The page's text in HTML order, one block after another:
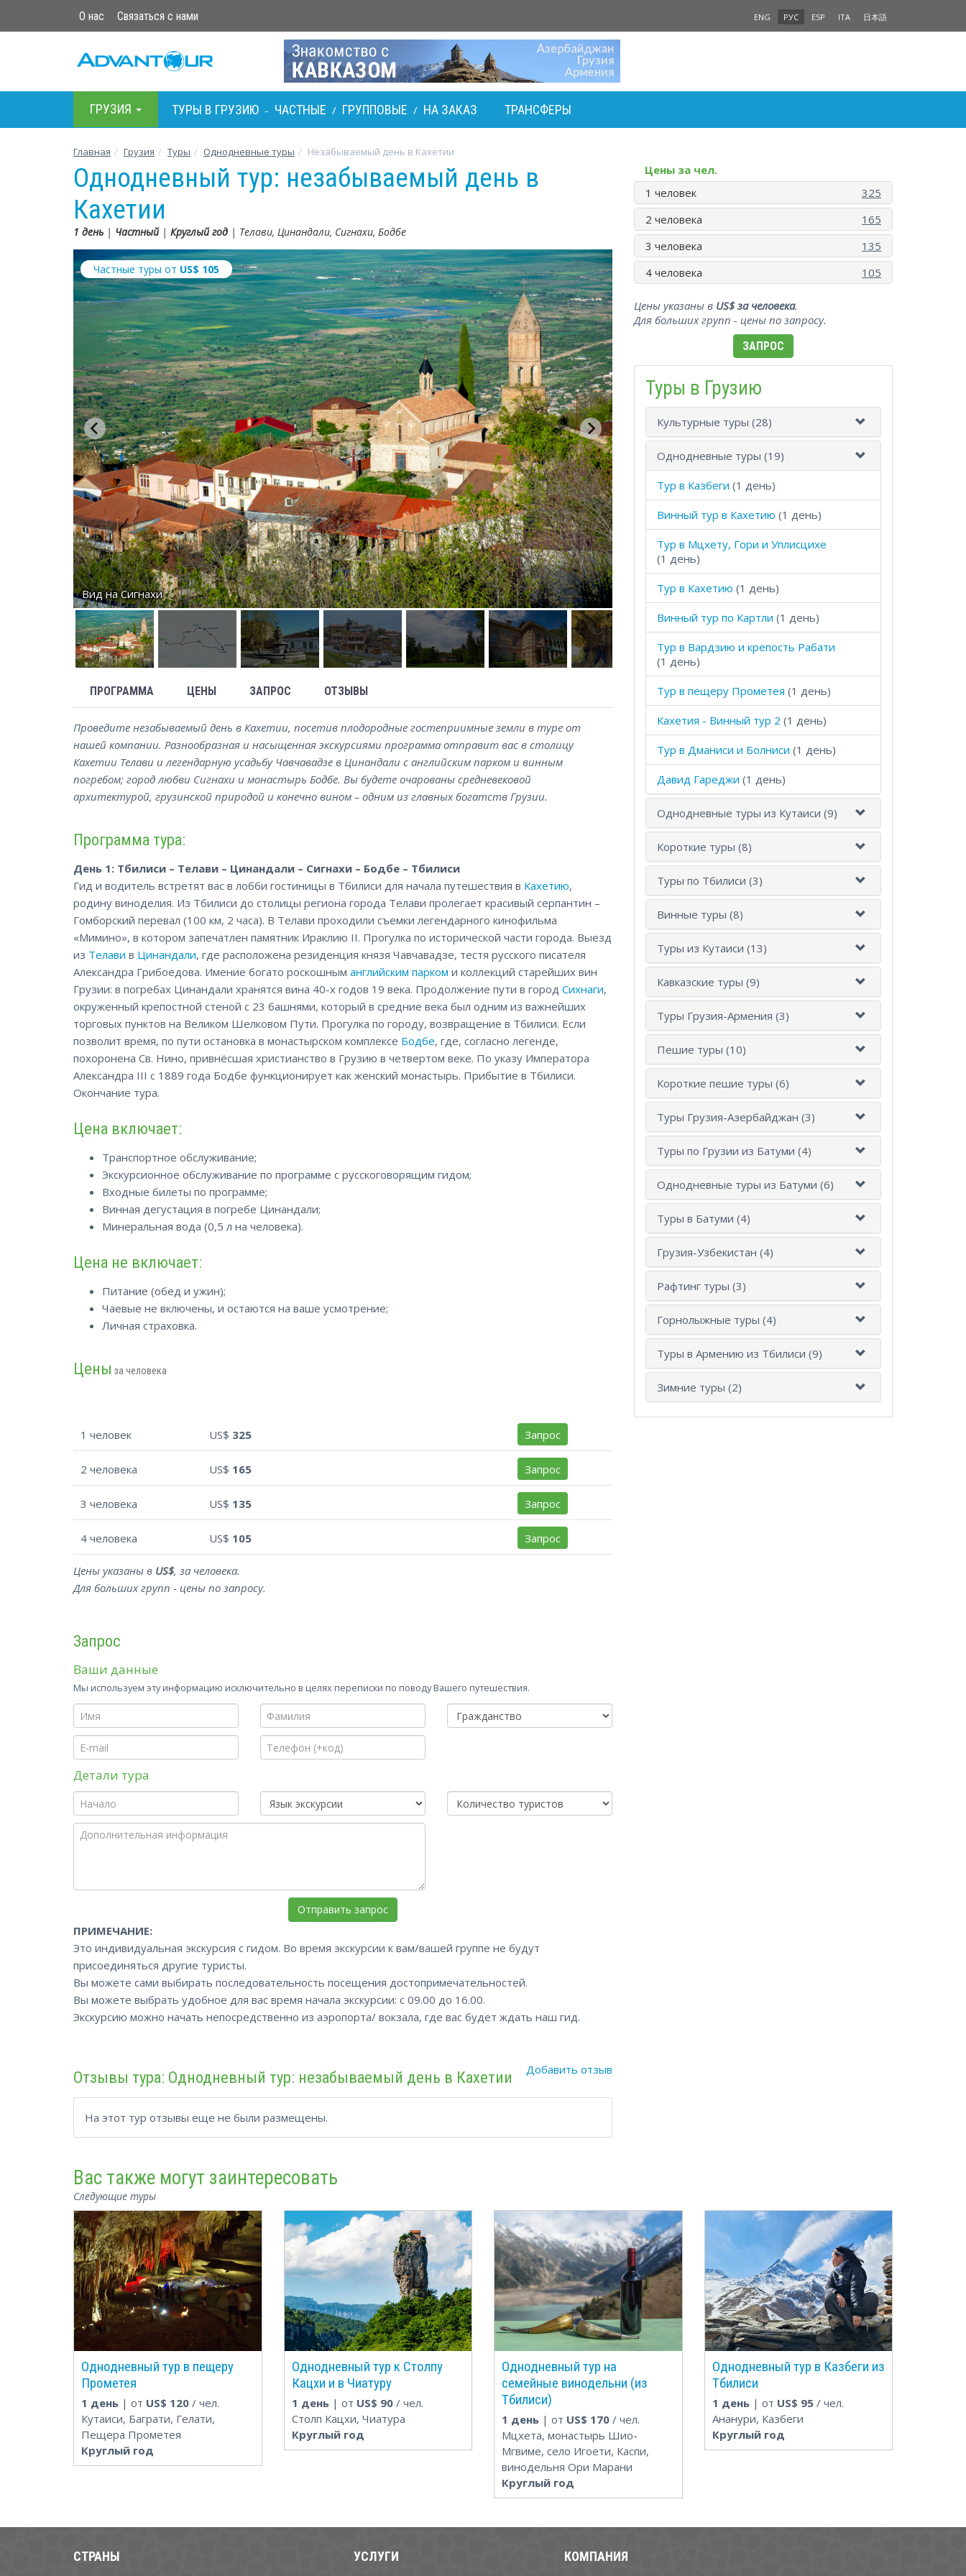
О нас Связаться с нами ENG РУС ESP ITA 日本語
ГРУЗИЯ ТУРЫ В ГРУЗИЮ - ЧАСТНЫЕ / ГРУППОВЫЕ / НА ЗАКАЗ ТРАНСФЕРЫ
Главная Грузия Туры Однодневные туры Незабываемый день в Кахетии
Однодневный тур: незабываемый день в
Кахетии
1 день | Частный| Круглый год | Телави, Цинандали, Сигнахи, Бодбе
Частные туры от US$ 105
Вид на Сигнахи
ПРОГРАММА ЦЕНЫ ЗАПРОС ОТЗЫВЫ
Проведите незабываемый день в Кахетии, посетив плодородные гостеприимные земли в туре от
нашей компании. Разнообразная и насыщенная экскурсиями программа отправит вас в столицу
Кахетии Телави и легендарную усадьбу Чавчавадзе в Цинандали с английским парком и винным
погребом; город любви Сигнахи и монастырь Бодбе. Вы будете очарованы средневековой
архитектурой, грузинской природой и конечно вином – одним из главных богатств Грузии.
Программа тура:
День 1: Тбилиси – Телави – Цинандали – Сигнахи – Бодбе – Тбилиси
Гид и водитель встретят вас в лобби гостиницы в Тбилиси для начала путешествия в Кахетию,
родину виноделия. Из Тбилиси до столицы региона города Телави пролегает красивый серпантин –
Гомборский перевал (100 км, 2 часа). В Телави проходили съемки легендарного кинофильма
«Мимино», в котором запечатлен памятник Ираклию II. Прогулка по исторической части города. Выезд
из Телави в Цинандали, где расположена резиденция князя Чавчавадзе, тестя русского писателя
Александра Грибоедова. Имение богато роскошным английским парком и коллекций старейших вин
Грузии: в погребах Цинандали хранятся вина 40-х годов 19 века. Продолжение пути в город Сихнаги,
окруженный крепостной стеной с 23 башнями, который в средние века был одним из важнейших
торговых пунктов на Великом Шелковом Пути. Прогулка по городу, возвращение в Тбилиси. Если
позволит время, по пути остановка в монастырском комплексе Бодбе, где, согласно легенде,
похоронена Св. Нино, привнёсшая христианство в Грузию в четвертом веке. По указу Императора
Александра III с 1889 года Бодбе функционирует как женский монастырь. Прибытие в Тбилиси.
Окончание тура.
Цена включает:
Транспортное обслуживание;
Экскурсионное обслуживание по программе с русскоговорящим гидом;
Входные билеты по программе;
Винная дегустация в погребе Цинандали;
Минеральная вода (0,5 л на человека).
Цена не включает:
Питание (обед и ужин);
Чаевые не включены, и остаются на ваше усмотрение;
Личная страховка.
Цены за человека
1 человек US$ 325 Запрос
2 человека US$ 165 Запрос
3 человека US$ 135 Запрос
4 человека US$ 105 Запрос
Цены указаны в US$, за человека.
Для больших групп - цены по запросу.
Запрос
Ваши данные
Мы используем эту информацию исключительно в целях переписки по поводу Вашего путешествия.
Детали тура
ПРИМЕЧАНИЕ:
Это индивидуальная экскурсия с гидом. Во время экскурсии к вам/вашей группе не будут
присоединяться другие туристы.
Вы можете сами выбирать последовательность посещения достопримечательностей.
Вы можете выбрать удобное для вас время начала экскурсии: с 09.00 до 16.00.
Экскурсию можно начать непосредственно из аэропорта/ вокзала, где вас будет ждать наш гид.
Добавить отзыв
Отзывы тура: Однодневный тур: незабываемый день в Кахетии
На этот тур отзывы еще не были размещены.
Цены за чел.
1 человек
325
2 человека
165
3 человека
135
4 человека
105
Цены указаны в US$ за человека.
Для больших групп - цены по запросу.
ЗАПРОС
Туры в Грузию
Культурные туры (28)
Однодневные туры (19)
Тур в Казбеги (1 день)
Винный тур в Кахетию (1 день)
Тур в Мцхету, Гори и Уплисцихе
(1 день)
Тур в Кахетию (1 день)
Винный тур по Картли (1 день)
Тур в Вардзию и крепость Рабати
(1 день)
Тур в пещеру Прометея (1 день)
Кахетия - Винный тур 2 (1 день)
Тур в Дманиси и Болниси (1 день)
Давид Гареджи (1 день)
Однодневные туры из Кутаиси (9)
Короткие туры (8)
Туры по Тбилиси (3)
Винные туры (8)
Туры из Кутаиси (13)
Кавказские туры (9)
Туры Грузия-Армения (3)
Пешие туры (10)
Короткие пешие туры (6)
Туры Грузия-Азербайджан (3)
Туры по Грузии из Батуми (4)
Однодневные туры из Батуми (6)
Туры в Батуми (4)
Грузия-Узбекистан (4)
Рафтинг туры (3)
Горнолыжные туры (4)
Туры в Армению из Тбилиси (9)
Зимние туры (2)
Вас также могут заинтересовать
Следующие туры
Однодневный тур в пещеру
Прометея
1 день | от US$ 120 / чел.
Кутаиси, Баграти, Гелати,
Пещера Прометея
Круглый год
Однодневный тур к Столпу
Кацхи и в Чиатуру
1 день| от US$ 90/ чел.
Столп Кацхи, Чиатура
Круглый год
Однодневный тур на
семейные винодельни (из
Тбилиси)
1 день | от US$ 170 / чел.
Мцхета, монастырь Шио-
Мгвиме, село Игоети, Каспи,
винодельня Ори Марани
Круглый год
Однодневный тур в Казбеги из
Тбилиси
1 день| от US$ 95/ чел.
Ананури, Казбеги
Круглый год
СТРАНЫ УСЛУГИ КОМПАНИЯ